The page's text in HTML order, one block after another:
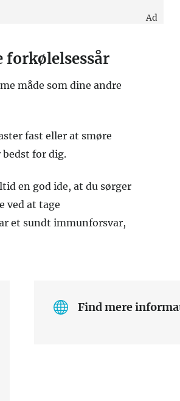
Ad
forkølelsessår
måde som dine andre
fast eller at smøre
bedst for dig.
en god ide, at du sørger
ved at tage
et sundt immunforsvar,
Find mere